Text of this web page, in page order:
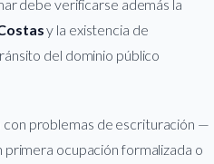
debe verificarse además la
y la existencia de
del dominio público
problemas de escrituración —
ocupación formalizada o